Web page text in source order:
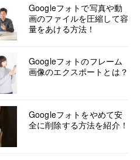
Googleフォトで写真や動
画のファイルを圧縮して容
量をあける方法！
Googleフォトのフレーム
画像のエクスポートとは？
Googleフォトをやめて安
全に削除する方法を紹介！